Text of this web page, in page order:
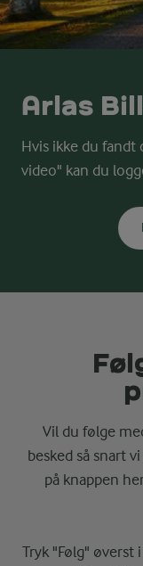
Arlas
Hvis ikke du fandt
video" kan du
Vil du følge
besked så snart
på knappen
Tryk "Følg" øverst